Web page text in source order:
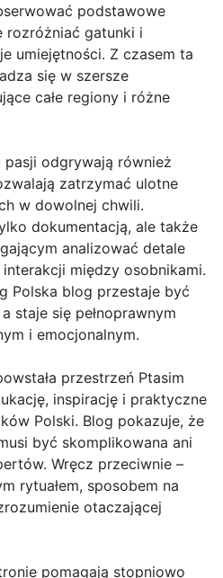
podstawowe
rozróżniać gatunki i
umiejętności. Z czasem ta
się w szersze
całe regiony i różne
odgrywają również
zatrzymać ulotne
w dowolnej chwili.
dokumentacją, ale także
analizować detale
między osobnikami.
Polska blog przestaje być
staje się pełnoprawnym
i emocjonalnym.
przestrzeń Ptasim
inspirację i praktyczne
Polski. Blog pokazuje, że
być skomplikowana ani
Wręcz przeciwnie –
rytuałem, sposobem na
otaczającej
pomagają stopniowo